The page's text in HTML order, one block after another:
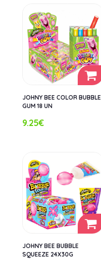
JOHNY BEE COLOR BUBBLE
GUM 18 UN
9.25€
JOHNY BEE BUBBLE
SQUEEZE 24X30G